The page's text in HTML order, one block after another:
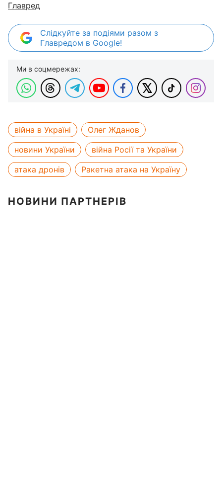
Главред
Слідкуйте за подіями разом з
Главредом в Google!
Ми в соцмережах:
війна в Україні
Олег Жданов
новини України
війна Росії та України
атака дронів
Ракетна атака на Україну
НОВИНИ ПАРТНЕРІВ